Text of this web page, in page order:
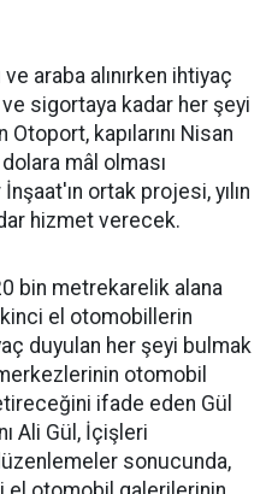
araba alınırken ihtiyaç
sigortaya kadar her şeyi
kapılarını Nisan
mâl olması
ortak projesi, yılın
hizmet verecek.
bin metrekarelik alana
el otomobillerin
duyulan her şeyi bulmak
otomobil
ifade eden Gül
Ali Gül, İçişleri
düzenlemeler sonucunda,